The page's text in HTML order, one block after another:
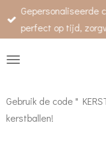
direct
de
Gepersonaliseerde
perfect op tijd,
Gebruik de code "
kerstballen!